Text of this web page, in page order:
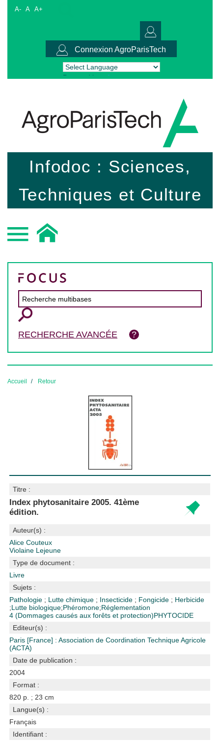
A- A A+
Connexion AgroParisTech
Powered by Translate
Infodoc : Sciences,
Techniques et Culture
RECHERCHE AVANCÉE
Accueil Retour
Titre :
Index phytosanitaire 2005. 41ème
édition.
Auteur(s) :
Alice Couteux
Violaine Lejeune
Type de document :
Livre
Sujets :
Pathologie ; Lutte chimique ; Insecticide ; Fongicide ; Herbicide
;Lutte biologique;Phéromone;Réglementation
4 (Dommages causés aux forêts et protection)PHYTOCIDE
Editeur(s) :
Paris [France] : Association de Coordination Technique Agricole
(ACTA)
Date de publication :
2004
Format :
820 p. ; 23 cm
Langue(s) :
Français
Identifiant :